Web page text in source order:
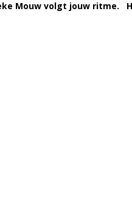
Mouw volgt jouw ritme.